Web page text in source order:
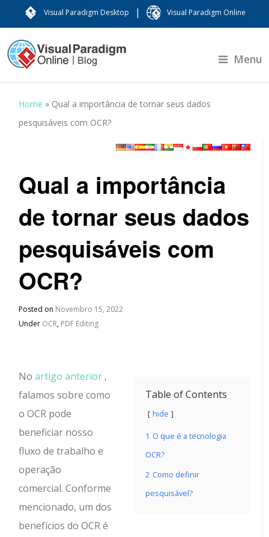
Visual Paradigm Desktop | Visual Paradigm Online
Menu
Home » Qual a importância de tornar seus dados
pesquisáveis ​​com OCR?
Qual a importância
de tornar seus dados
pesquisáveis ​​com
OCR?
Posted on Novembro 15, 2022
Under OCR, PDF Editing
Table of Contents
hide
1 O que é a tecnologia
OCR?
2 Como definir
pesquisável?
Noartigo anterior ,
falamos sobre como
o OCR pode
beneficiar nosso
fluxo de trabalho e
operação
comercial. Conforme
mencionado, um dos
benefícios do OCR é